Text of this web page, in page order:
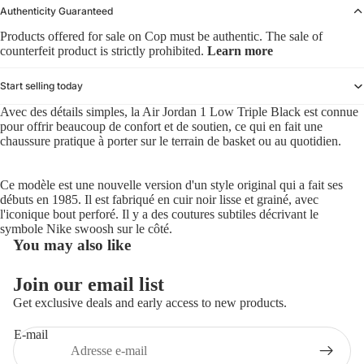
Authenticity Guaranteed
Products offered for sale on Cop must be authentic. The sale of
counterfeit product is strictly prohibited. Learn more
Start selling today
Avec des détails simples, la Air Jordan 1 Low Triple Black est connue
pour offrir beaucoup de confort et de soutien, ce qui en fait une
chaussure pratique à porter sur le terrain de basket ou au quotidien.
Ce modèle est une nouvelle version d'un style original qui a fait ses
débuts en 1985. Il est fabriqué en cuir noir lisse et grainé, avec
l'iconique bout perforé. Il y a des coutures subtiles décrivant le
symbole Nike swoosh sur le côté.
You may also like
Join our email list
Get exclusive deals and early access to new products.
E-mail
Politique de confidentialité
Politique d’expédition